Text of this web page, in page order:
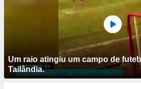
Um raio atingiu um campo de
Tailândia.